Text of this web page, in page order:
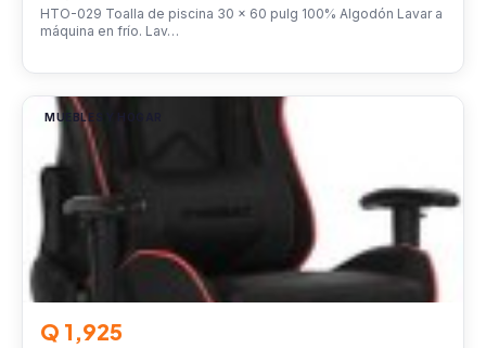
HTO-029 Toalla de piscina 30 x 60 pulg 100% Algodón Lavar a
máquina en frío. Lav…
MUEBLES Y HOGAR
Q 1,925